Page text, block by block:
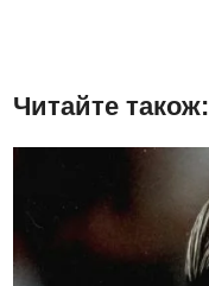
Читайте також: